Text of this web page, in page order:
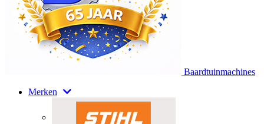
Baardtuinmachines
Merken